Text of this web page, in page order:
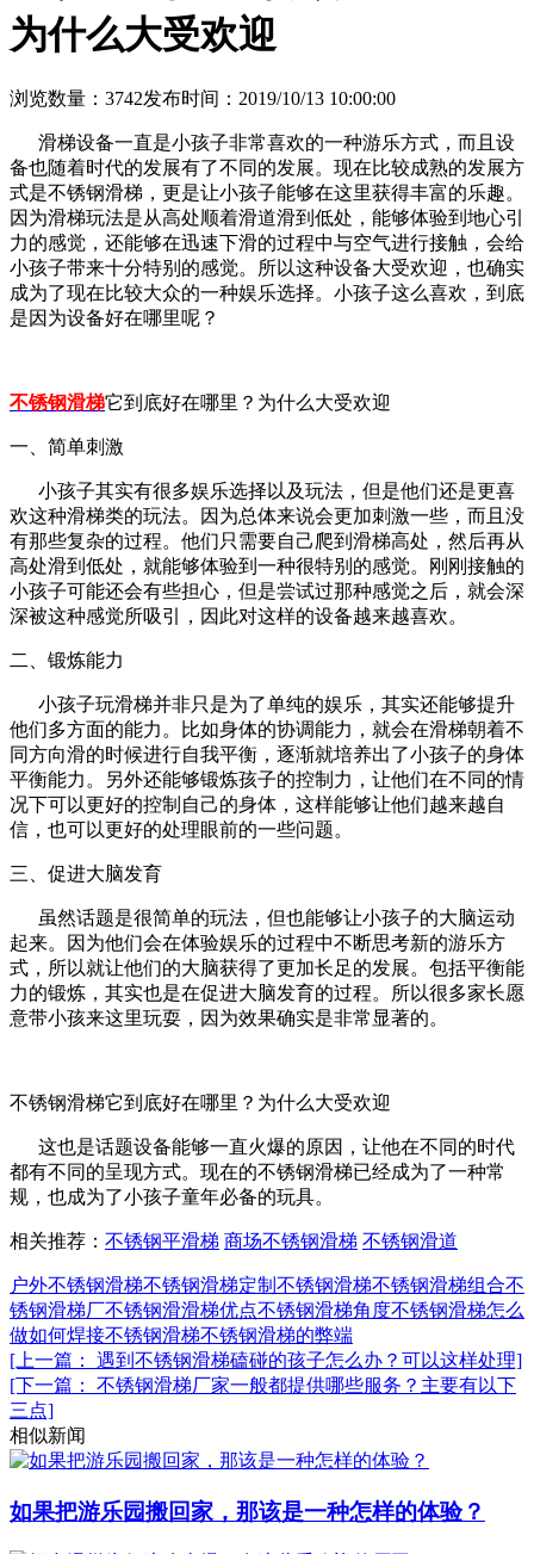
为什么大受欢迎
浏览数量：3742发布时间：2019/10/13 10:00:00
滑梯设备一直是小孩子非常喜欢的一种游乐方式，而且设
备也随着时代的发展有了不同的发展。现在比较成熟的发展方
式是不锈钢滑梯，更是让小孩子能够在这里获得丰富的乐趣。
因为滑梯玩法是从高处顺着滑道滑到低处，能够体验到地心引
力的感觉，还能够在迅速下滑的过程中与空气进行接触，会给
小孩子带来十分特别的感觉。所以这种设备大受欢迎，也确实
成为了现在比较大众的一种娱乐选择。小孩子这么喜欢，到底
是因为设备好在哪里呢？
不锈钢滑梯它到底好在哪里？为什么大受欢迎
一、简单刺激
小孩子其实有很多娱乐选择以及玩法，但是他们还是更喜
欢这种滑梯类的玩法。因为总体来说会更加刺激一些，而且没
有那些复杂的过程。他们只需要自己爬到滑梯高处，然后再从
高处滑到低处，就能够体验到一种很特别的感觉。刚刚接触的
小孩子可能还会有些担心，但是尝试过那种感觉之后，就会深
深被这种感觉所吸引，因此对这样的设备越来越喜欢。
二、锻炼能力
小孩子玩滑梯并非只是为了单纯的娱乐，其实还能够提升
他们多方面的能力。比如身体的协调能力，就会在滑梯朝着不
同方向滑的时候进行自我平衡，逐渐就培养出了小孩子的身体
平衡能力。另外还能够锻炼孩子的控制力，让他们在不同的情
况下可以更好的控制自己的身体，这样能够让他们越来越自
信，也可以更好的处理眼前的一些问题。
三、促进大脑发育
虽然话题是很简单的玩法，但也能够让小孩子的大脑运动
起来。因为他们会在体验娱乐的过程中不断思考新的游乐方
式，所以就让他们的大脑获得了更加长足的发展。包括平衡能
力的锻炼，其实也是在促进大脑发育的过程。所以很多家长愿
意带小孩来这里玩耍，因为效果确实是非常显著的。
不锈钢滑梯它到底好在哪里？为什么大受欢迎
这也是话题设备能够一直火爆的原因，让他在不同的时代
都有不同的呈现方式。现在的不锈钢滑梯已经成为了一种常
规，也成为了小孩子童年必备的玩具。
相关推荐： 不锈钢平滑梯 商场不锈钢滑梯 不锈钢滑道
户外不锈钢滑梯不锈钢滑梯定制不锈钢滑梯不锈钢滑梯组合不
锈钢滑梯厂不锈钢滑滑梯优点不锈钢滑梯角度不锈钢滑梯怎么
做如何焊接不锈钢滑梯不锈钢滑梯的弊端
[上一篇： 遇到不锈钢滑梯磕碰的孩子怎么办？可以这样处理]
[下一篇： 不锈钢滑梯厂家一般都提供哪些服务？主要有以下
三点]
相似新闻
如果把游乐园搬回家，那该是一种怎样的体验？